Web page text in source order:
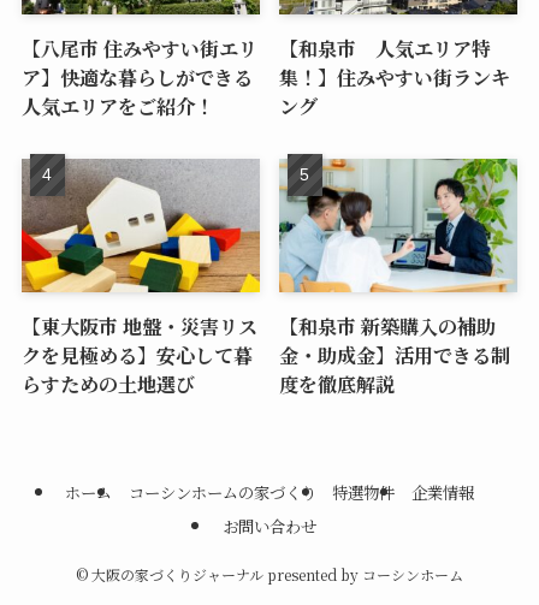
【八尾市 住みやすい街エリ
ア】快適な暮らしができる
人気エリアをご紹介！
【和泉市 人気エリア特
集！】住みやすい街ランキ
ング
【東大阪市 地盤・災害リス
クを見極める】安心して暮
らすための土地選び
【和泉市 新築購入の補助
金・助成金】活用できる制
度を徹底解説
ホーム コーシンホームの家づくり 特選物件
企業情報
お問い合わせ
©大阪の家づくりジャーナル presented by コーシンホーム